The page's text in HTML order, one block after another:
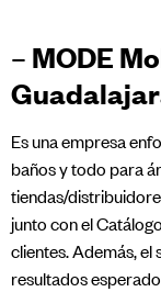
– MODE
Es una empresa
baños y todo para
tiendas/
junto con el
clientes. Además, el
resultados